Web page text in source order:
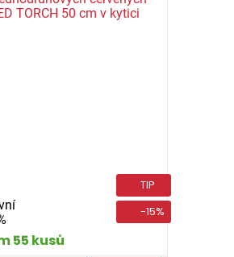
TIP
-15%
55 kusů